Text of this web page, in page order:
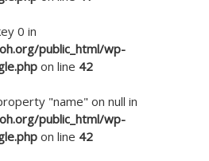
0 in
public_html/wp-
on line 42
"name" on null in
public_html/wp-
on line 42